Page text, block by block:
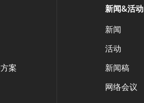
案
新闻&活动
新闻
活动
新闻稿
网络会议